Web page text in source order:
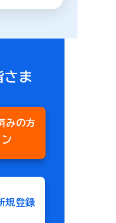
さま
みの方
規登録